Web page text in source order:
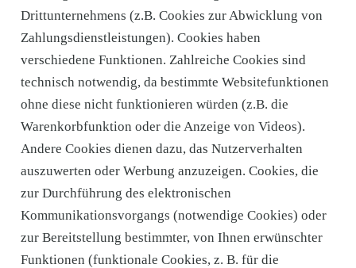
Drittunternehmens (z.B. Cookies zur Abwicklung von
Zahlungsdienstleistungen). Cookies haben
verschiedene Funktionen. Zahlreiche Cookies sind
technisch notwendig, da bestimmte Websitefunktionen
ohne diese nicht funktionieren würden (z.B. die
Warenkorbfunktion oder die Anzeige von Videos).
Andere Cookies dienen dazu, das Nutzerverhalten
auszuwerten oder Werbung anzuzeigen. Cookies, die
zur Durchführung des elektronischen
Kommunikationsvorgangs (notwendige Cookies) oder
zur Bereitstellung bestimmter, von Ihnen erwünschter
Funktionen (funktionale Cookies, z. B. für die